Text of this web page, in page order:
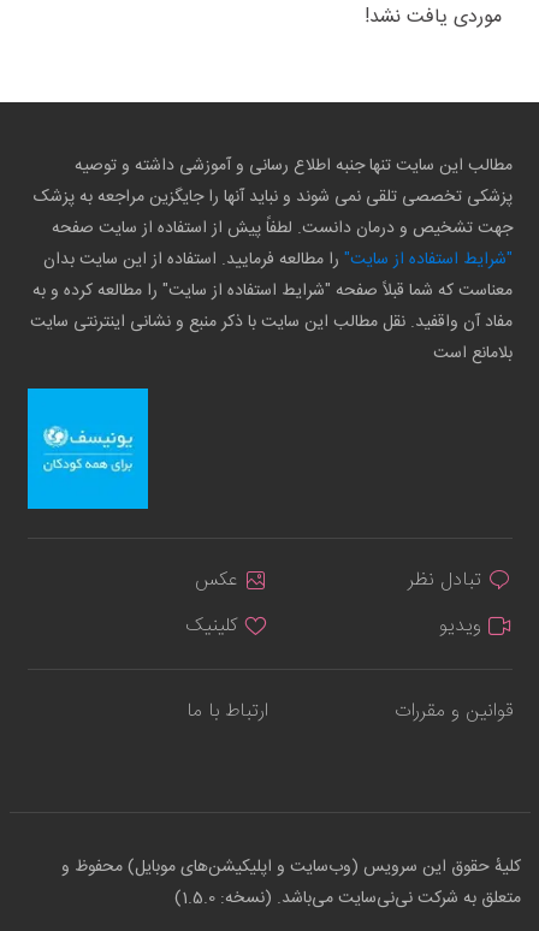
موردی یافت نشد!
مطالب این سایت تنها جنبه اطلاع رسانی و آموزشی داشته و توصیه
پزشکی تخصصی تلقی نمی شوند و نباید آنها را جایگزین مراجعه به پزشک
جهت تشخیص و درمان دانست. لطفاً پیش از استفاده از سایت صفحه
"شرایط استفاده از سایت" را مطالعه فرمایید. استفاده از این سایت بدان
معناست که شما قبلاً صفحه "شرایط استفاده از سایت" را مطالعه کرده و به
مفاد آن واقفید. نقل مطالب این سایت با ذکر منبع و نشانی اینترنتی سایت
بلامانع است
تبادل نظر
عکس
ویدیو
کلینیک
قوانین و مقررات ارتباط با ما
کلیهٔ حقوق این سرویس (وب‌سایت و اپلیکیشن‌های موبایل) محفوظ و
متعلق به شرکت نی‌نی‌سایت می‌باشد. (نسخه: 1.5.0)